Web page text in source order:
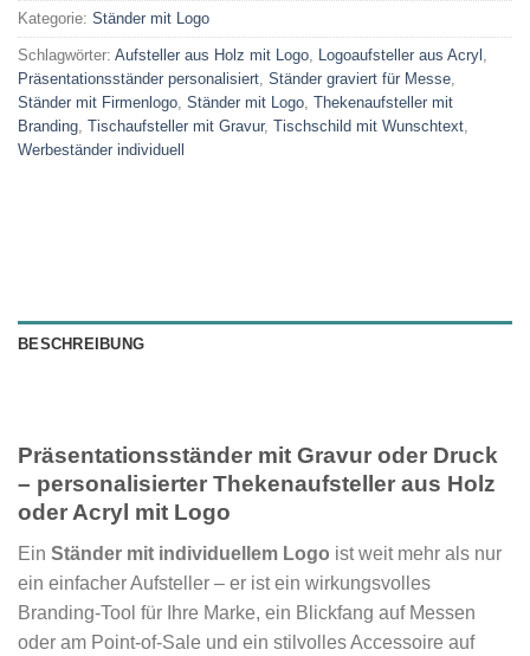
Kategorie: Ständer mit Logo
Schlagwörter: Aufsteller aus Holz mit Logo, Logoaufsteller aus Acryl ,
Präsentationsständer personalisiert, Ständer graviert für Messe,
Ständer mit Firmenlogo, Ständer mit Logo, Thekenaufsteller mit
Branding, Tischaufsteller mit Gravur, Tischschild mit Wunschtext,
Werbeständer individuell
BESCHREIBUNG
Präsentationsständer mit Gravur oder Druck
– personalisierter Thekenaufsteller aus Holz
oder Acryl mit Logo
Ein Ständer mit individuellem Logo ist weit mehr als nur
ein einfacher Aufsteller – er ist ein wirkungsvolles
Branding-Tool für Ihre Marke, ein Blickfang auf Messen
oder am Point-of-Sale und ein stilvolles Accessoire auf